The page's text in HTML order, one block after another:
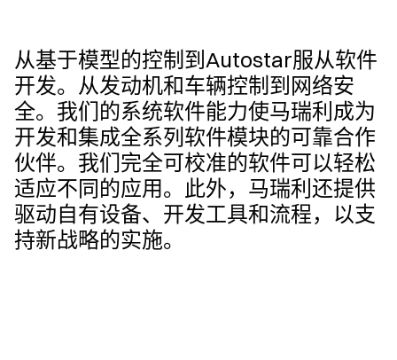
从基于模型的控制到Autostar服从软件
开发。从发动机和车辆控制到网络安
全。我们的系统软件能力使马瑞利成为
开发和集成全系列软件模块的可靠合作
伙伴。我们完全可校准的软件可以轻松
适应不同的应用。此外，马瑞利还提供
驱动自有设备、开发工具和流程，以支
持新战略的实施。